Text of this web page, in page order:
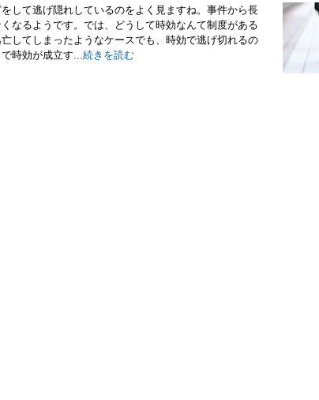
して逃げ隠れしているのをよく見ますね。事件から長
なるようです。では、どうして時効なんて制度がある
してしまったようなケースでも、時効で逃げ切れるの
時効が成立す...続きを読む